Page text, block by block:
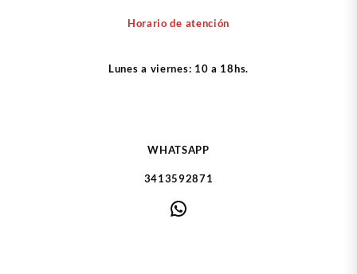
Horario de atención
Lunes a viernes: 10 a 18hs.
WHATSAPP
3413592871
WhatsApp